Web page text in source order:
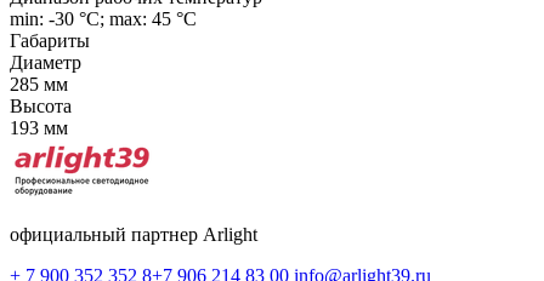
min: -30 °C; max: 45 °C
Габариты
Диаметр
285 мм
Высота
193 мм
официальный партнер Arlight
+ 7 900 352 352 8+7 906 214 83 00 info@arlight39.ru